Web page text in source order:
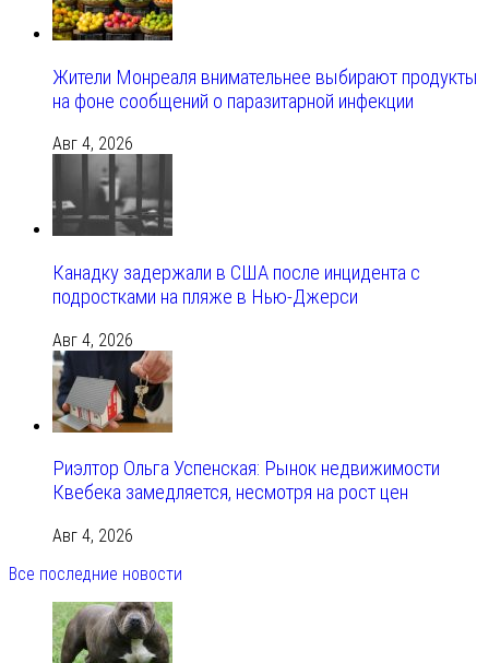
Жители Монреаля внимательнее выбирают продукты
на фоне сообщений о паразитарной инфекции
Авг 4, 2026
Канадку задержали в США после инцидента с
подростками на пляже в Нью-Джерси
Авг 4, 2026
Риэлтор Ольга Успенская: Рынок недвижимости
Квебека замедляется, несмотря на рост цен
Авг 4, 2026
Все последние новости